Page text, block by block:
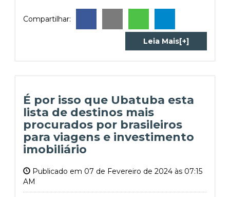
Compartilhar:
Leia Mais[+]
É por isso que Ubatuba esta
lista de destinos mais
procurados por brasileiros
para viagens e investimento
imobiliário
Publicado em 07 de Fevereiro de 2024 às 07:15
AM